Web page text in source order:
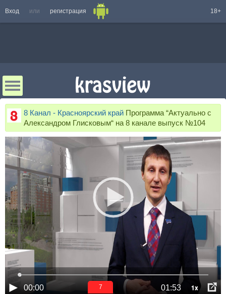
Вход или регистрация 18+
8 Канал - Красноярский край Программа “Актуально с
Александром Глисковым“ на 8 канале выпуск №104
00:00 01:53 1x
6